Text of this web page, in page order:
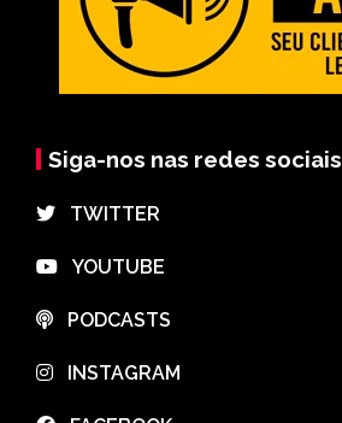
Siga-nos nas redes sociais
⠀TWITTER
⠀YOUTUBE
⠀PODCASTS
⠀INSTAGRAM